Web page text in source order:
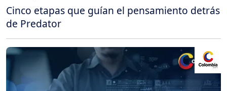
Cinco etapas que guían el pensamiento detrás
de Predator